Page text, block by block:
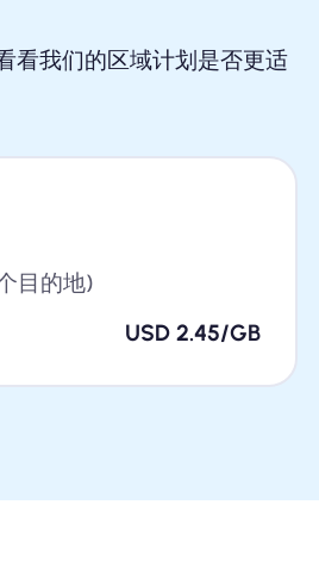
看我们的区域计划是否更适
目的地)
USD 2.45/GB